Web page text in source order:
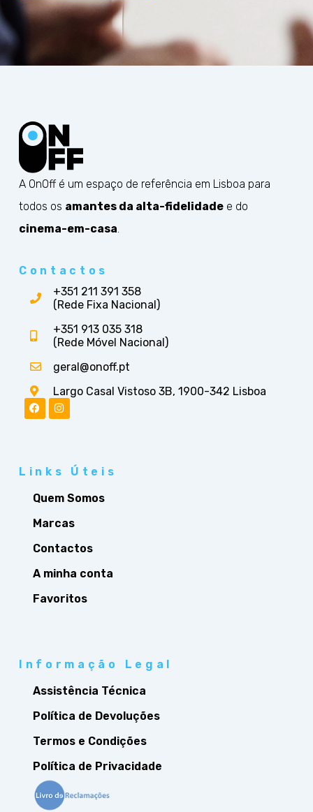
A OnOff é um espaço de referência em Lisboa para
todos os amantes da alta-fidelidadee do
cinema-em-casa
Contactos
+351 211 391 358
(Rede Fixa Nacional)
+351 913 035 318
(Rede Móvel Nacional)
geral@onoff.pt
Largo Casal Vistoso 3B, 1900-342 Lisboa
Links Úteis
Quem Somos
Marcas
Contactos
A minha conta
Favoritos
Informação Legal
Assistência Técnica
Política de Devoluções
Termos e Condições
Política de Privacidade